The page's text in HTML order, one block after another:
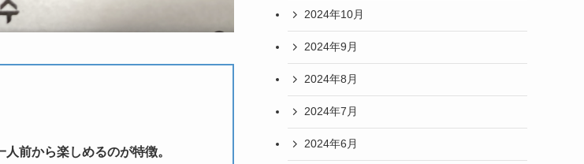
前から楽しめるのが特徴。
2024年10月
2024年9月
2024年8月
2024年7月
2024年6月